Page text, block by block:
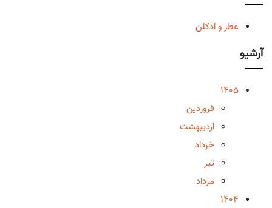
عطر و ادکلن
آرشیو
1405
فروردین
اردیبهشت
خرداد
تیر
مرداد
1404